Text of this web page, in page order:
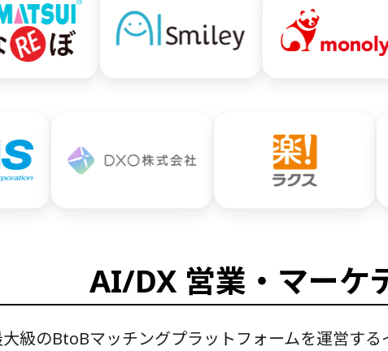
AI/DX 営業・マーケ
級のBtoBマッチングプラットフォームを運営す